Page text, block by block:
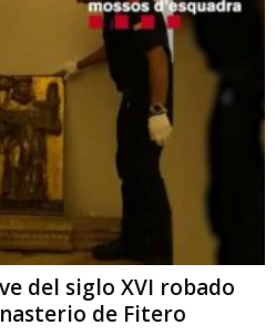
del siglo XVI robado
de Fitero